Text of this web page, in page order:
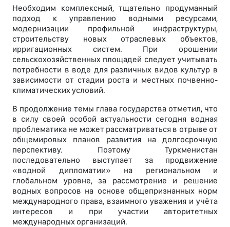
Необходим комплексный, тщательно продуманный
подход к управлению водными ресурсами,
модернизации профильной инфраструктуры,
строительству новых отраслевых объектов,
ирригационных систем. При орошении
сельскохозяйственных площадей следует учитывать
потребности в воде для различных видов культур в
зависимости от стадии роста и местных почвенно-
климатических условий.
В продолжение темы глава государства отметил, что
в силу своей особой актуальности сегодня водная
проблематика не может рассматриваться в отрыве от
общемировых планов развития на долгосрочную
перспективу. Поэтому Туркменистан
последовательно выступает за продвижение
«водной дипломатии» на региональном и
глобальном уровне, за рассмотрение и решение
водных вопросов на основе общепризнанных норм
международного права, взаимного уважения и учёта
интересов и при участии авторитетных
международных организаций.